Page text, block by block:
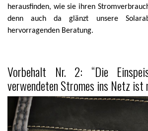
herausfinden, wie sie ihren
denn auch da glänzt unsere
hervorragenden Beratung.
Vorbehalt Nr. 2: “Die
verwendeten Stromes ins Netz ist